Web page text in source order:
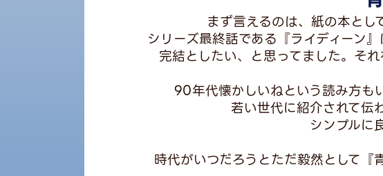
まず言えるのは、紙の本とし
シリーズ最終話である『ライディーン
完結としたい、と思ってました。そ
90年代懐かしいねという読み方も
若い世代に紹介されて伝
シンプルに
時代がいつだろうとただ毅然として『